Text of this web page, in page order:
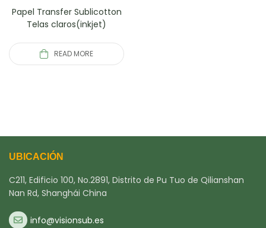
Papel Transfer Sublicotton
Telas claros(inkjet)
READ MORE
UBICACIÓN
C211, Edificio 100, No.2891, Distrito de Pu Tuo de Qilianshan
Nan Rd, Shanghái China
info@visionsub.es